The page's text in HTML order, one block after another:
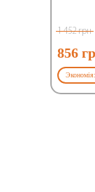
1 452 грн
856